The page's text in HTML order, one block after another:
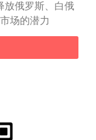
放俄罗斯、白俄
场的潜力